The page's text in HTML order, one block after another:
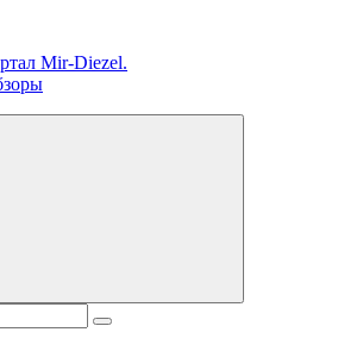
Обзор новинок популярных